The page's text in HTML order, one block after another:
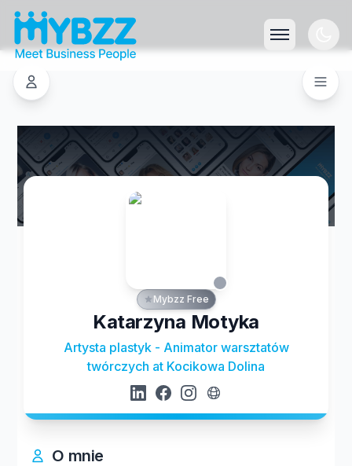
Mybzz Free
Katarzyna Motyka
Artysta plastyk - Animator warsztatów
twórczych at Kocikowa Dolina
O mnie